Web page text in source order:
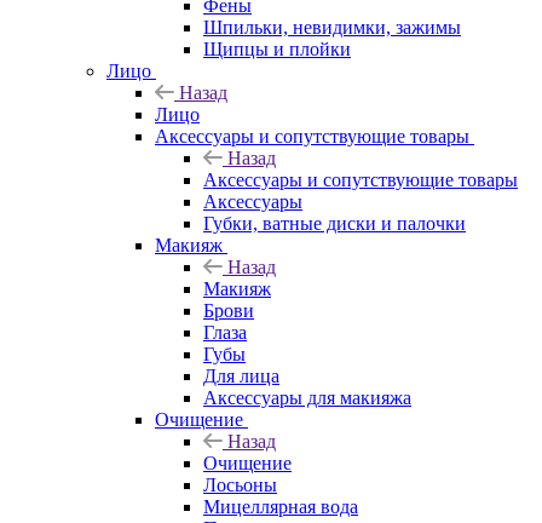
Фены
Шпильки, невидимки, зажимы
Щипцы и плойки
Лицо
Назад
Лицо
Аксессуары и сопутствующие товары
Назад
Аксессуары и сопутствующие товары
Аксессуары
Губки, ватные диски и палочки
Макияж
Назад
Макияж
Брови
Глаза
Губы
Для лица
Аксессуары для макияжа
Очищение
Назад
Очищение
Лосьоны
Мицеллярная вода